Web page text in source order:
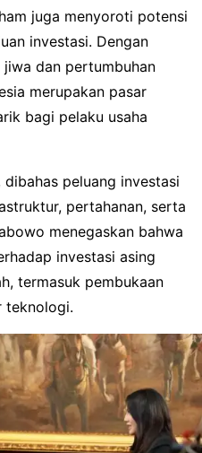
juga menyoroti potensi
investasi. Dengan
dan pertumbuhan
merupakan pasar
bagi pelaku usaha
peluang investasi
pertahanan, serta
menegaskan bahwa
investasi asing
termasuk pembukaan
teknologi.